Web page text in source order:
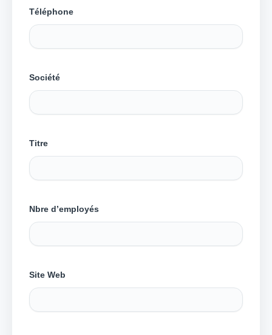
Téléphone
Société
Titre
Nbre d’employés
Site Web